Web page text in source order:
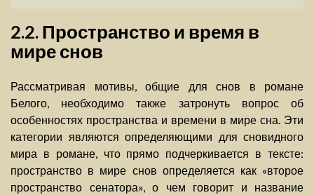
2.2. Пространство и время в
мире снов
Рассматривая мотивы, общие для снов в романе
Белого, необходимо также затронуть вопрос об
особенностях пространства и времени в мире сна. Эти
категории являются определяющими для сновидного
мира в романе, что прямо подчеркивается в тексте:
пространство в мире снов определяется как «второе
пространство сенатора», о чем говорит и название